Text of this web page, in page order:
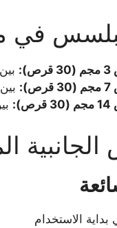
في
بين
بين
الجانبية
بداية الاستخدام